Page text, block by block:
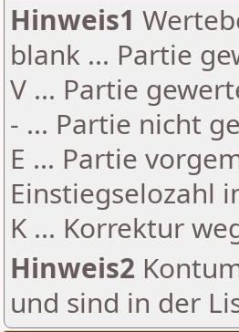
Hinweis1
blank ... Partie
V ... Partie
- ... Partie nicht
E ... Partie
Einstiegselozahl
K ... Korrektur
Hinweis2
und sind in der